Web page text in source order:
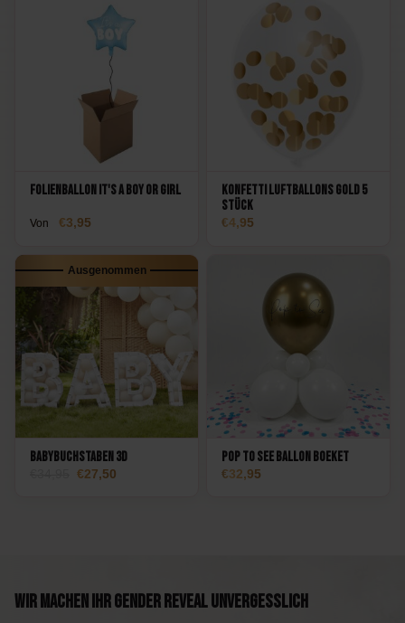
Folienballon It's a Boy or Girl
Von 3,95
Konfetti Luftballons Gold 5
Stück
4,95
Ausgenommen
Babybuchstaben 3D
Oorspronkelijke
27,50
Pop to See Ballon Boeket
32,95
Wir machen Ihr Gender Reveal unvergesslich